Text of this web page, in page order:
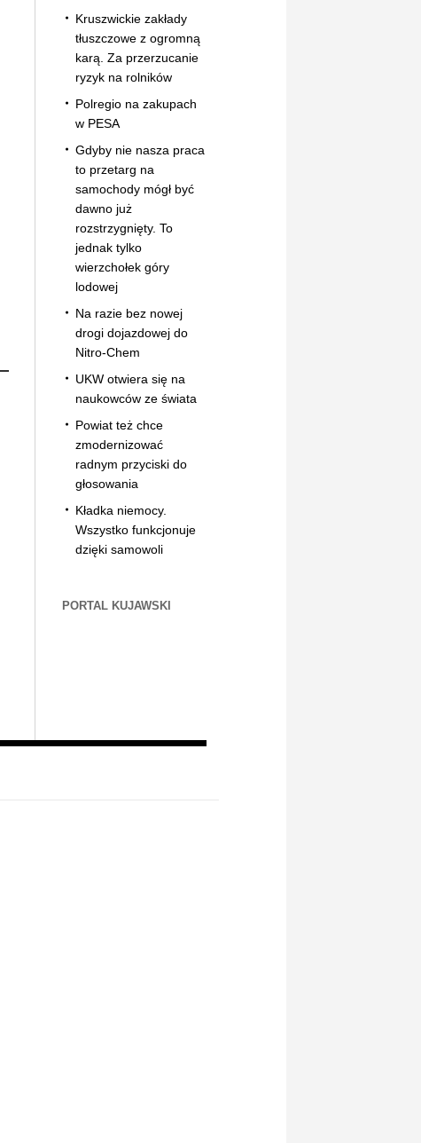
Kruszwickie zakłady
tłuszczowe z ogromną
karą. Za przerzucanie
ryzyk na rolników
Polregio na zakupach
w PESA
Gdyby nie nasza praca
to przetarg na
samochody mógł być
dawno już
rozstrzygnięty. To
jednak tylko
wierzchołek góry
lodowej
Na razie bez nowej
drogi dojazdowej do
Nitro-Chem
UKW otwiera się na
naukowców ze świata
Powiat też chce
zmodernizować
radnym przyciski do
głosowania
Kładka niemocy.
Wszystko funkcjonuje
dzięki samowoli
PORTAL KUJAWSKI